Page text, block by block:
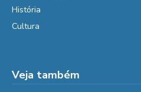
História
Cultura
Veja também